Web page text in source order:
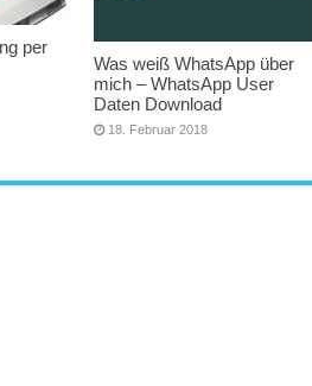
per
Was weiß WhatsApp über
mich – WhatsApp User
Daten Download
18. Februar 2018